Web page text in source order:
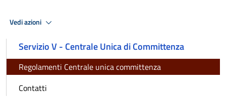
Vedi azioni
Servizio V - Centrale Unica di Committenza
Regolamenti Centrale unica committenza
Contatti